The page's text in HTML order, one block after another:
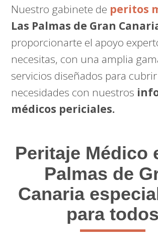
Nuestro gabinete de peritos
Las Palmas de Gran
proporcionarte el apoyo
necesitas, con una amplia
servicios diseñados para
necesidades con nuestros
médicos periciales.
Peritaje Médico
Palmas de
Canaria
para todos